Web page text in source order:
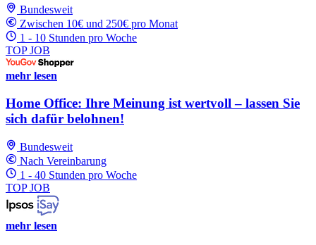
Bundesweit
Zwischen 10€ und 250€ pro Monat
1 - 10 Stunden pro Woche
TOP JOB
mehr lesen
Home Office: Ihre Meinung ist wertvoll – lassen Sie
sich dafür belohnen!
Bundesweit
Nach Vereinbarung
1 - 40 Stunden pro Woche
TOP JOB
mehr lesen